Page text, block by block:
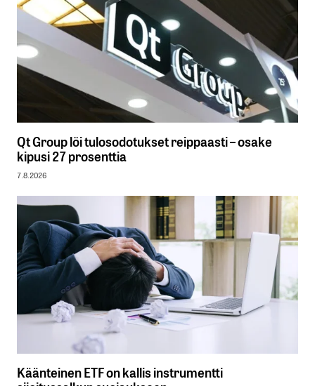
Qt Group löi tulosodotukset reippaasti – osake
kipusi 27 prosenttia
7.8.2026
Käänteinen ETF on kallis instrumentti